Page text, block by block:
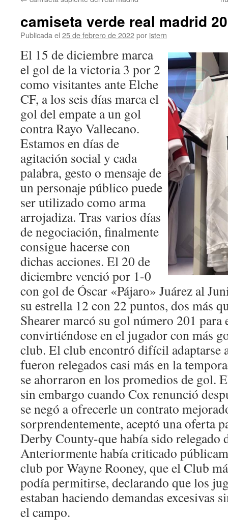
camiseta verde real madrid
Publicada el 25 de febrero de 2022por istern
El 15 de diciembre marca
el gol de la victoria 3 por 2
como visitantes ante Elche
CF, a los seis días marca el
gol del empate a un gol
contra Rayo Vallecano.
Estamos en días de
agitación social y cada
palabra, gesto o mensaje de
un personaje público puede
ser utilizado como arma
arrojadiza. Tras varios días
de negociación, finalmente
consigue hacerse con
dichas acciones. El 20 de
diciembre venció por 1-0
con gol de Óscar «Pájaro» Juárez al
su estrella 12 con 22 puntos, dos más
Shearer marcó su gol número 201 para
convirtiéndose en el jugador con más
club. El club encontró difícil adaptarse
fueron relegados casi más en la
se ahorraron en los promedios de gol.
sin embargo cuando Cox renunció
se negó a ofrecerle un contrato
sorprendentemente, aceptó una oferta
Derby County-que había sido relegado
Anteriormente había criticado
club por Wayne Rooney, que el Club
podía permitirse, declarando que los
estaban haciendo demandas excesivas
el campo.